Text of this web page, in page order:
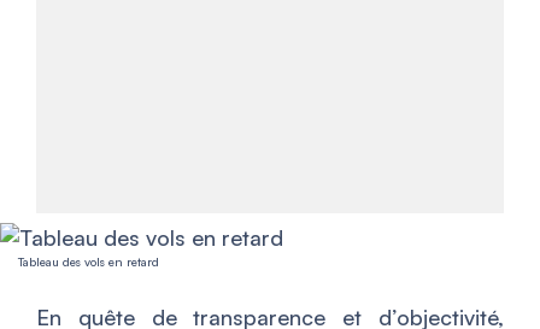
Tableau des vols en retard
En quête de transparence et d’objectivité,